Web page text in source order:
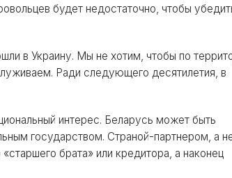
будет недостаточно, чтобы
в Украину. Мы не хотим, чтобы по
Ради следующего десятилетия, в
интерес. Беларусь может быть
государством. Страной-партнером, а
брата» или кредитора, а наконец